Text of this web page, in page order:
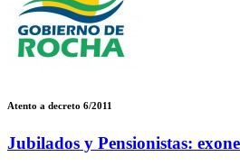
Atento a decreto 6/2011
Jubilados y Pensionistas: